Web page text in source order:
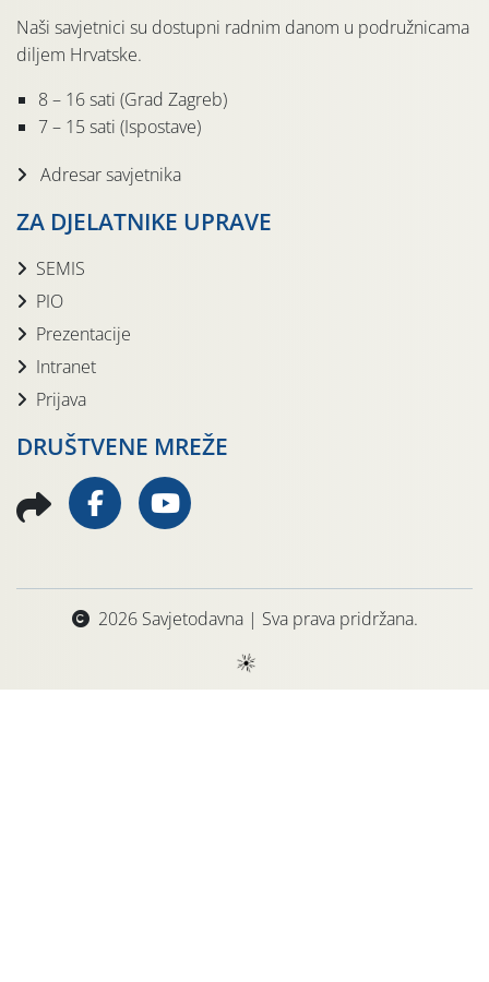
Naši savjetnici su dostupni radnim danom u podružnicama
diljem Hrvatske.
8 – 16 sati (Grad Zagreb)
7 – 15 sati (Ispostave)
Adresar savjetnika
ZA DJELATNIKE UPRAVE
SEMIS
PIO
Prezentacije
Intranet
Prijava
DRUŠTVENE MREŽE
2026 Savjetodavna | Sva prava pridržana.